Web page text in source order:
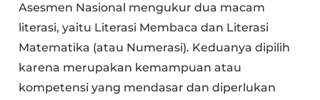
Asesmen Nasional mengukur dua macam
literasi, yaitu Literasi Membaca dan Literasi
Matematika (atau Numerasi). Keduanya dipilih
karena merupakan kemampuan atau
kompetensi yang mendasar dan diperlukan